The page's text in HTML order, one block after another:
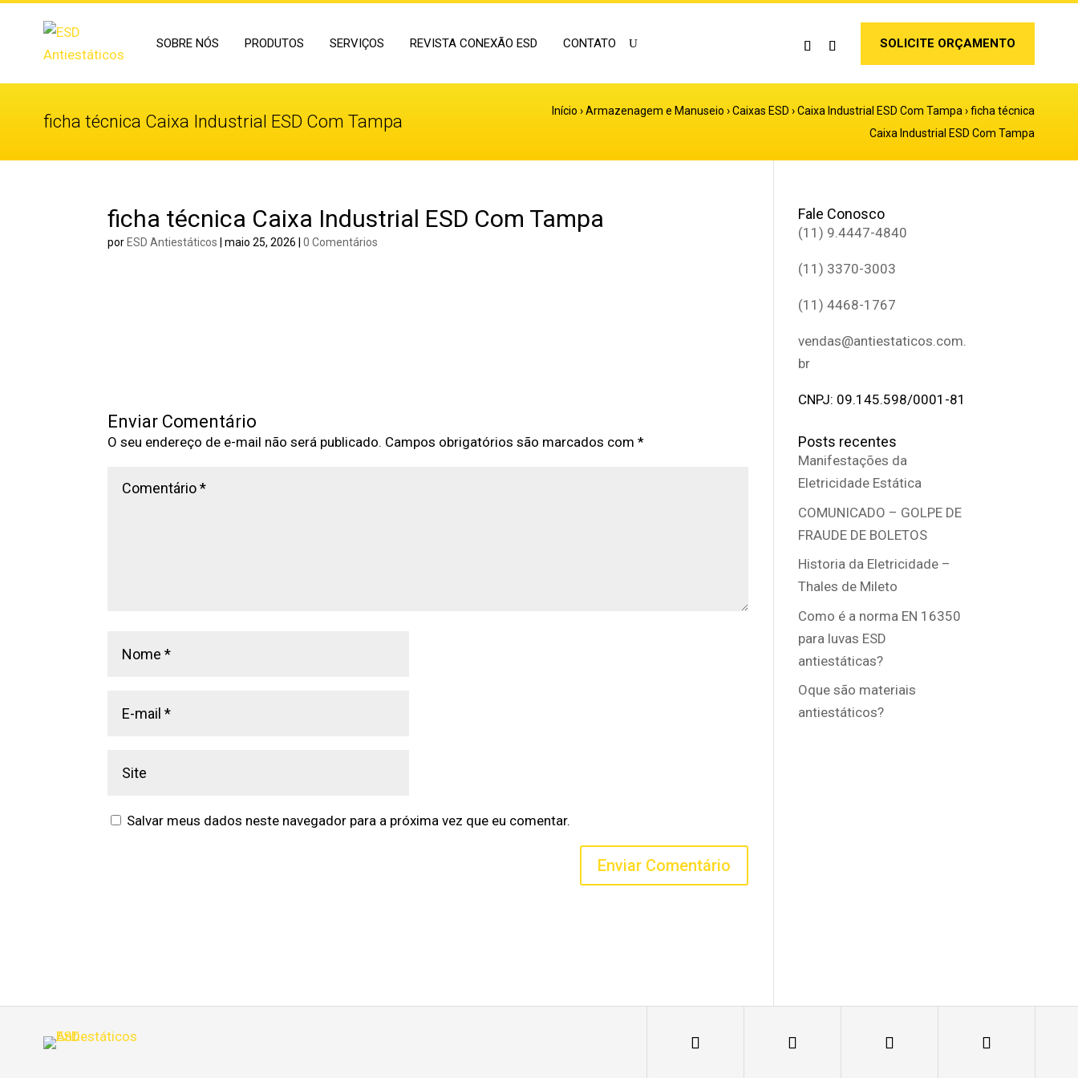
SOBRE NÓS PRODUTOS SERVIÇOS REVISTA CONEXÃO ESD CONTATO SOLICITE ORÇAMENTO
ficha técnica Caixa Industrial ESD Com Tampa
Início ›Armazenagem e Manuseio ›Caixas ESD ›Caixa Industrial ESD Com Tampa ›ficha técnica
Caixa Industrial ESD Com Tampa
ficha técnica Caixa Industrial ESD Com Tampa
por ESD Antiestáticos |maio 25, 2026 |0 Comentários
Enviar Comentário
O seu endereço de e-mail não será publicado. Campos obrigatórios são marcados com*
Salvar meus dados neste navegador para a próxima vez que eu comentar.
Fale Conosco
(11) 9.4447-4840
(11) 3370-3003
(11) 4468-1767
vendas@antiestaticos.com.
br
CNPJ: 09.145.598/0001-81
Posts recentes
Manifestações da
Eletricidade Estática
COMUNICADO – GOLPE DE
FRAUDE DE BOLETOS
Historia da Eletricidade –
Thales de Mileto
Como é a norma EN 16350
para luvas ESD
antiestáticas?
Oque são materiais
antiestáticos?